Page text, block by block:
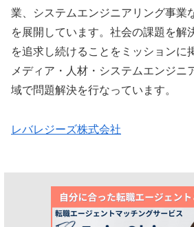
業、システムエンジニアリング事業
を展開しています。社会の課題を解
を追求し続けることをミッションに
メディア・人材・システムエンジニ
域で問題解決を行なっています。
レバレジーズ株式会社